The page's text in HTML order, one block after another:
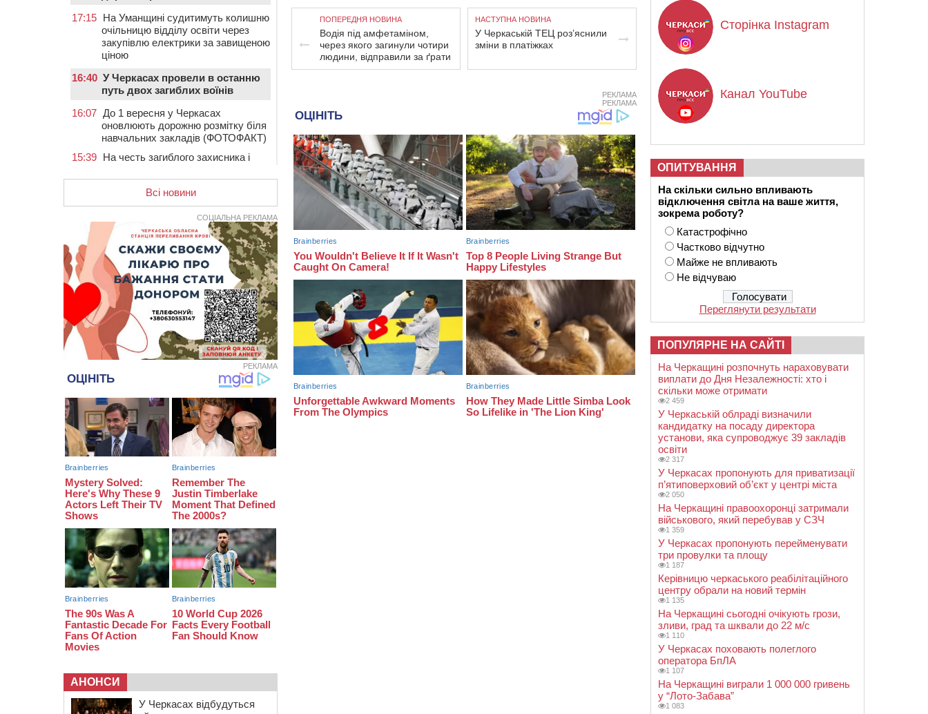
ПОПЕРЕДНЯ НОВИНА
Водія під амфетаміном,
через якого загинули чотири
людини, відправили за ґрати
НАСТУПНА НОВИНА
У Черкаській ТЕЦ роз’яснили
зміни в платіжках
РЕКЛАМА
РЕКЛАМА
17:15 На Уманщині судитимуть колишню
очільницю відділу освіти через
закупівлю електрики за завищеною
ціною
16:40 У Черкасах провели в останню
путь двох загиблих воїнів
16:07 До 1 вересня у Черкасах
оновлюють дорожню розмітку біля
навчальних закладів (ФОТОФАКТ)
15:39 На честь загиблого захисника і
спортивно-реабілітаційний центр
заборону міськради, проведуть
“Ше.Fest”
14:31
У Каневі аномальна спека
призвела до перебоїв у роботі
електромереж та комунальних
служб
На Черкащині намолотили перший
мільйон тонн зерна нового врожаю
13:40
На Кам’янщині сталася масштабна
пожежа сміттєзвалища
На Черкащині сьогодні очікують
грози, зливи, град та шквали до 22
12:50 Внаслідок падіння вертольота
загинув 28-річний захисник зі
Сміли
дорогу водії двох ВАЗів
Всі новини
СОЦІАЛЬНА РЕКЛАМА
РЕКЛАМА
АНОНСИ
У Черкасах відбудуться
Сторінка Instagram
Канал YouTube
ОПИТУВАННЯ
На скільки сильно впливають
відключення світла на ваше життя,
зокрема роботу?
Катастрофічно
Частково відчутно
Майже не впливають
Не відчуваю
Переглянути результати
ПОПУЛЯРНЕ НА САЙТІ
На Черкащині розпочнуть нараховувати
виплати до Дня Незалежності: хто і
скільки може отримати
2 459
У Черкаській облраді визначили
кандидатку на посаду директора
установи, яка супроводжує 39 закладів
освіти
2 317
У Черкасах пропонують для приватизації
п’ятиповерховий об’єкт у центрі міста
2 050
На Черкащині правоохоронці затримали
військового, який перебував у СЗЧ
1 359
У Черкасах пропонують перейменувати
три провулки та площу
1 187
Керівницю черкаського реабілітаційного
центру обрали на новий термін
1 135
На Черкащині сьогодні очікують грози,
зливи, град та шквали до 22 м/с
1 110
У Черкасах поховають полеглого
оператора БпЛА
1 107
На Черкащині виграли 1 000 000 гривень
у “Лото-Забава”
1 083